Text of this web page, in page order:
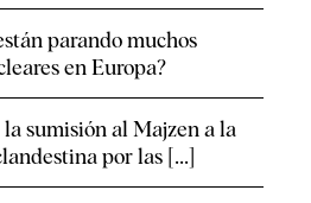
parando muchos
en Europa?
sumisión al Majzen a la
por las [...]